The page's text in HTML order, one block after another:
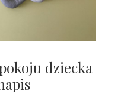
dziecka